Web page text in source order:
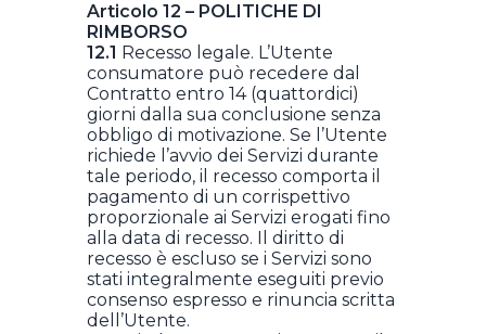
Articolo 12 – POLITICHE DI
RIMBORSO
12.1 Recesso legale. L’Utente
consumatore può recedere dal
Contratto entro 14 (quattordici)
giorni dalla sua conclusione senza
obbligo di motivazione. Se l’Utente
richiede l’avvio dei Servizi durante
tale periodo, il recesso comporta il
pagamento di un corrispettivo
proporzionale ai Servizi erogati fino
alla data di recesso. Il diritto di
recesso è escluso se i Servizi sono
stati integralmente eseguiti previo
consenso espresso e rinuncia scritta
dell’Utente.